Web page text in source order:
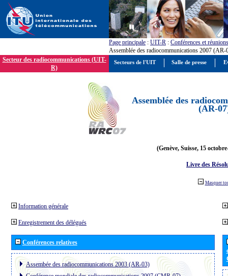
Page principale : UIT-R : Conférences et réunions
Assemblée des radiocommunications 2007 (AR-
Secteur des radiocommunications (UIT-
R)
Assemblée des
(AR-
(Genève, Suisse, 15
Livre des
Masquer
Information générale
Enregistrement des délégués
Conférences relatives
Assembée des radiocommunications 2003 (AR-03)
Secteurs de l'UIT Salle de presse